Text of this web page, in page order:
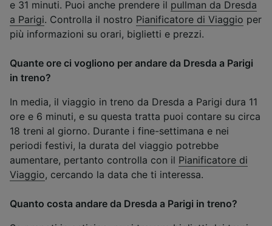
e 31 minuti. Puoi anche prendere il pullman da Dresda
a Parigi. Controlla il nostro Pianificatore di Viaggio per
più informazioni su orari, biglietti e prezzi.
Quante ore ci vogliono per andare da Dresda a Parigi
in treno?
In media, il viaggio in treno da Dresda a Parigi dura 11
ore e 6 minuti, e su questa tratta puoi contare su circa
18 treni al giorno. Durante i fine-settimana e nei
periodi festivi, la durata del viaggio potrebbe
aumentare, pertanto controlla con il Pianificatore di
Viaggio, cercando la data che ti interessa.
Quanto costa andare da Dresda a Parigi in treno?